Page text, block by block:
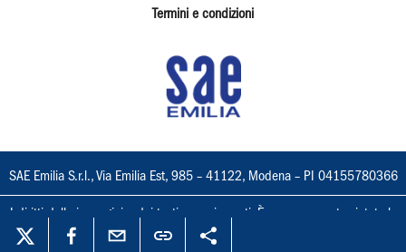
Termini e condizioni
SAE Emilia S.r.l., Via Emilia Est, 985 – 41122, Modena – PI 04155780366
I diritti delle immagini e dei testi sono riservati. È espressamente vietata la
loro riproduzione con qualsiasi mezzo e l'adattamento totale o parziale.